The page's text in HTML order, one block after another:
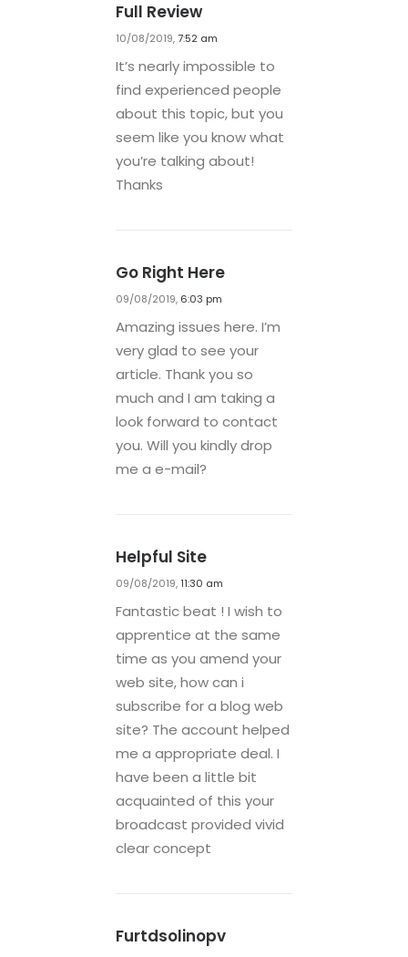
Full Review
10/08/2019,7:52 am
It’s nearly impossible to
find experienced people
about this topic, but you
seem like you know what
you’re talking about!
Thanks
Go Right Here
09/08/2019, 6:03 pm
Amazing issues here. I’m
very glad to see your
article. Thank you so
much and I am taking a
look forward to contact
you. Will you kindly drop
me a e-mail?
Helpful Site
09/08/2019,11:30 am
Fantastic beat ! I wish to
apprentice at the same
time as you amend your
web site, how can i
subscribe for a blog web
site? The account helped
me a appropriate deal. I
have been a little bit
acquainted of this your
broadcast provided vivid
clear concept
Furtdsolinopv